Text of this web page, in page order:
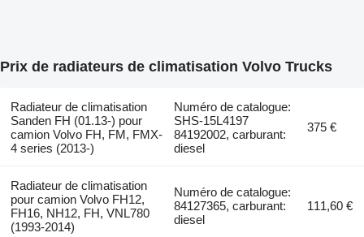
Prix de radiateurs de climatisation Volvo Trucks
Radiateur de climatisation
Sanden FH (01.13-) pour
camion Volvo FH, FM, FMX-
4 series (2013-)
Numéro de catalogue:
SHS-15L4197
84192002, carburant:
diesel
375 €
Radiateur de climatisation
pour camion Volvo FH12,
FH16, NH12, FH, VNL780
(1993-2014)
Numéro de catalogue:
84127365, carburant:
diesel
111,60 €